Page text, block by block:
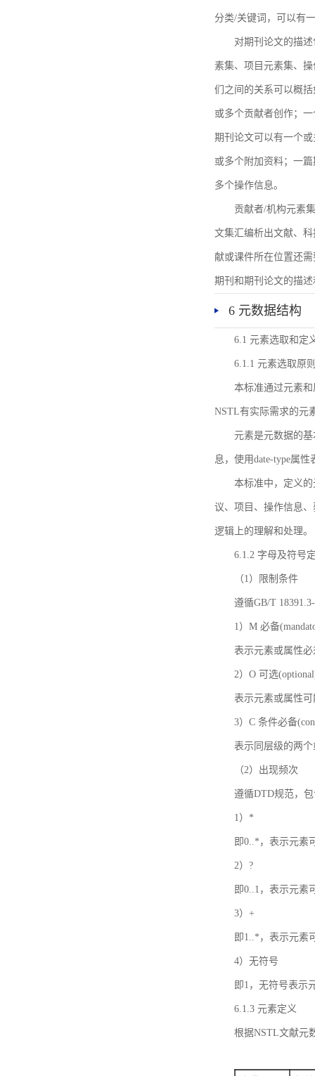
分类/关键词，可以有
对期刊论文的描
素集、项目元素集、
们之间的关系可以概
或多个贡献者创作；
期刊论文可以有一个
或多个附加资料；一
多个操作信息。
贡献者/机构元素
文集汇编析出文献、
献或课件所在位置还
期刊和期刊论文的描
6 元数据结构
6.1 元素选取和定
6.1.1 元素选取原
本标准通过元素
NSTL有实际需求的元
元素是元数据的
息，使用date-type属
本标准中，定义
议、项目、操作信息
逻辑上的理解和处理。
6.1.2 字母及符号
（1）限制条件
遵循GB/T
1）M 必备
表示元素或属性
2）O 可选
表示元素或属性
3）C 条件必备
表示同层级的两
（2）出现频次
遵循DTD规范，
1）*
即0..*，表示元素
2）?
即0..1，表示元素
3）+
即1..*，表示元素
4）无符号
即1，无符号表示
6.1.3 元素定义
根据NSTL文献元